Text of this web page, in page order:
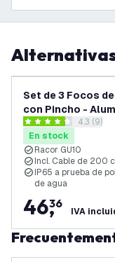
Set de 3 Focos
con Pincho -
Negro - Casquillo
IP65 - Cable de 2
con enchufe
abrir el
4.3 estrellas de4.3 (9)
En stock
Racor GU10
Incl. Cable de 200
IP65 a prueba de
de agua
46,
36
IVA